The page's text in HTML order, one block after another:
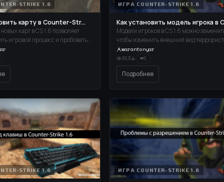
STRIKE 1.6
карту в Counter-Str...
карт в CS 1.6 позволяет
игровой процесс и пробовать
Установка проста и
минут.
ИГРА COUNTER-STRIKE 1.6
Как установить модель игрока в
Модели игроков в CS 1.6 можно
чтобы изменить внешний вид
спецназа. Это может быть полезно для
разнообразия или улучшения видимости
противников.
warantonyar
313
❤0
Подробнее
STRIKE 1.6 ИГРА COUNTER-STRIKE 1.6